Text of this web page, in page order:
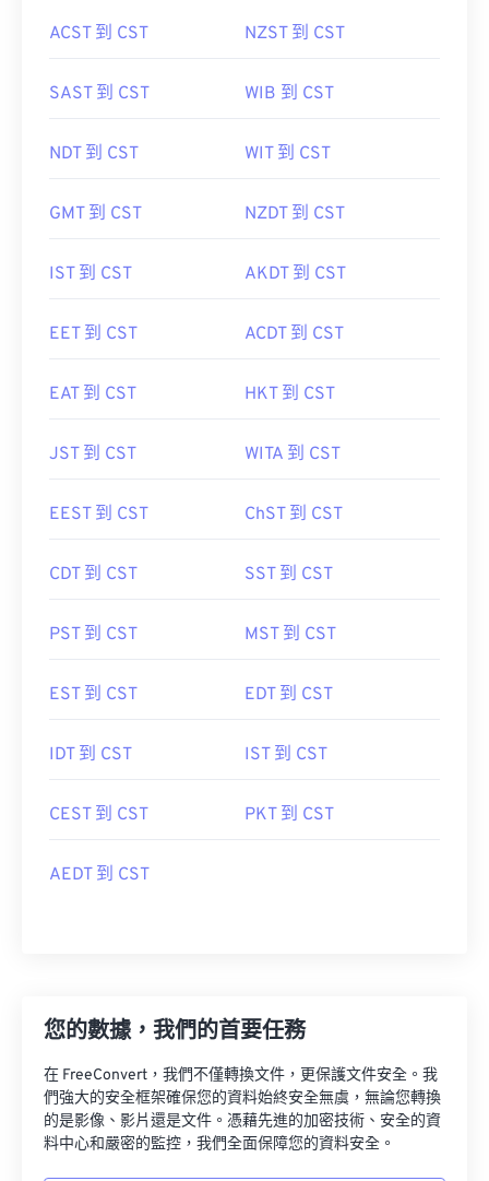
ACST 到 CST NZST 到 CST
SAST 到 CST WIB 到 CST
NDT 到 CST WIT 到 CST
GMT 到 CST NZDT 到 CST
IST 到 CST AKDT 到 CST
EET 到 CST ACDT 到 CST
EAT 到 CST HKT 到 CST
JST 到 CST WITA 到 CST
EEST 到 CST ChST 到 CST
CDT 到 CST SST 到 CST
PST 到 CST MST 到 CST
EST 到 CST EDT 到 CST
IDT 到 CST IST 到 CST
CEST 到 CST PKT 到 CST
AEDT 到 CST
您的數據，我們的首要任務
在 FreeConvert，我們不僅轉換文件，更保護文件安全。我
們強大的安全框架確保您的資料始終安全無虞，無論您轉換
的是影像、影片還是文件。憑藉先進的加密技術、安全的資
料中心和嚴密的監控，我們全面保障您的資料安全。